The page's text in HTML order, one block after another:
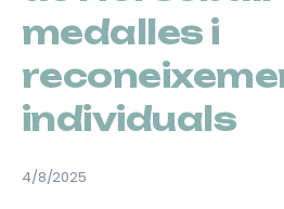
medalles i
individuals
4/8/2025